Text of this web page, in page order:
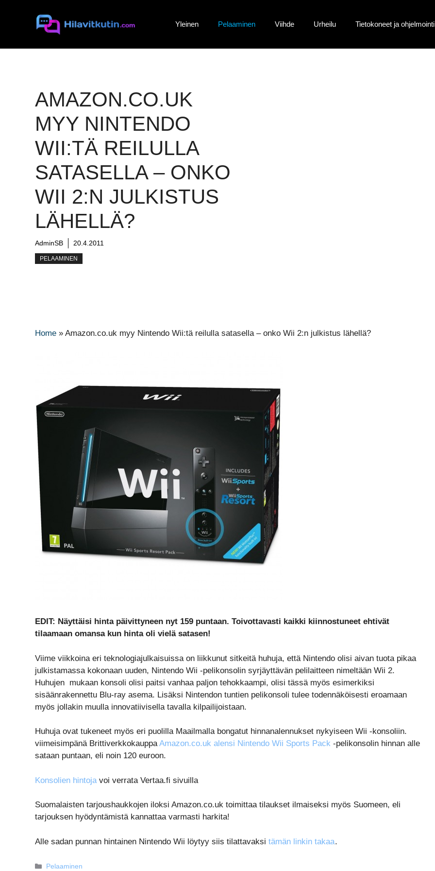
Yleinen Pelaaminen Viihde Urheilu Tietokoneet ja ohjelmointi
AMAZON.CO.UK
MYY NINTENDO
WII:TÄ REILULLA
SATASELLA – ONKO
WII 2:N JULKISTUS
LÄHELLÄ?
AdminSB 20.4.2011
PELAAMINEN
Home » Amazon.co.uk myy Nintendo Wii:tä reilulla satasella – onko Wii 2:n julkistus lähellä?
EDIT: Näyttäisi hinta päivittyneen nyt 159 puntaan. Toivottavasti kaikki kiinnostuneet ehtivät
tilaamaan omansa kun hinta oli vielä satasen!
Viime viikkoina eri teknologiajulkaisuissa on liikkunut sitkeitä huhuja, että Nintendo olisi aivan tuota pikaa
julkistamassa kokonaan uuden, Nintendo Wii -pelikonsolin syrjäyttävän pelilaitteen nimeltään Wii 2.
Huhujen mukaan konsoli olisi paitsi vanhaa paljon tehokkaampi, olisi tässä myös esimerkiksi
sisäänrakennettu Blu-ray asema. Lisäksi Nintendon tuntien pelikonsoli tulee todennäköisesti eroamaan
myös jollakin muulla innovatiivisella tavalla kilpailijoistaan.
Huhuja ovat tukeneet myös eri puolilla Maailmalla bongatut hinnanalennukset nykyiseen Wii -konsoliin.
viimeisimpänä BrittiverkkokauppaAmazon.co.uk alensi Nintendo Wii Sports Pack -pelikonsolin hinnan alle
sataan puntaan, eli noin 120 euroon.
Konsolien hintoja voi verrata Vertaa.fi sivuilla
Suomalaisten tarjoushaukkojen iloksi Amazon.co.uk toimittaa tilaukset ilmaiseksi myös Suomeen, eli
tarjouksen hyödyntämistä kannattaa varmasti harkita!
Alle sadan punnan hintainen Nintendo Wii löytyy siis tilattavaksi tämän linkin takaa.
Kategoriat
Pelaaminen